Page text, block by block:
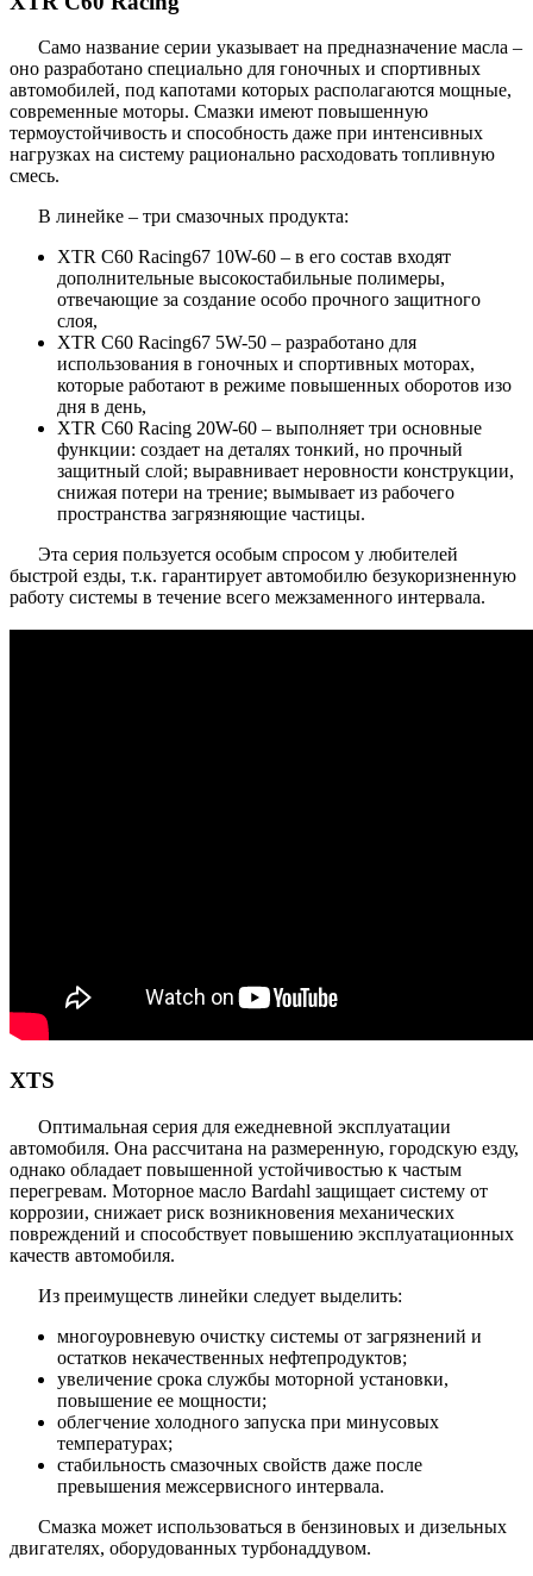
Само название серии указывает на предназначение масла –
оно разработано специально для гоночных и спортивных
автомобилей, под капотами которых располагаются мощные,
современные моторы. Смазки имеют повышенную
термоустойчивость и способность даже при интенсивных
нагрузках на систему рационально расходовать топливную
смесь.
В линейке – три смазочных продукта:
XTR C60 Racing67 10W-60 – в его состав входят
дополнительные высокостабильные полимеры,
отвечающие за создание особо прочного защитного
слоя,
XTR C60 Racing67 5W-50 – разработано для
использования в гоночных и спортивных моторах,
которые работают в режиме повышенных оборотов изо
дня в день,
XTR C60 Racing 20W-60 – выполняет три основные
функции: создает на деталях тонкий, но прочный
защитный слой; выравнивает неровности конструкции,
снижая потери на трение; вымывает из рабочего
пространства загрязняющие частицы.
Эта серия пользуется особым спросом у любителей
быстрой езды, т.к. гарантирует автомобилю безукоризненную
работу системы в течение всего межзаменного интервала.
XTS
Оптимальная серия для ежедневной эксплуатации
автомобиля. Она рассчитана на размеренную, городскую езду,
однако обладает повышенной устойчивостью к частым
перегревам. Моторное масло Bardahl защищает систему от
коррозии, снижает риск возникновения механических
повреждений и способствует повышению эксплуатационных
качеств автомобиля.
Из преимуществ линейки следует выделить:
многоуровневую очистку системы от загрязнений и
остатков некачественных нефтепродуктов;
увеличение срока службы моторной установки,
повышение ее мощности;
облегчение холодного запуска при минусовых
температурах;
стабильность смазочных свойств даже после
превышения межсервисного интервала.
Смазка может использоваться в бензиновых и дизельных
двигателях, оборудованных турбонаддувом.